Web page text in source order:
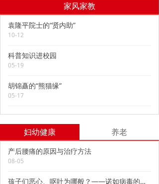
妇幼健康 养老
产后腰痛的原因与治疗方法
08-05
孩子们恶心、呕吐为哪般？——诺如病毒的预防与应对
家风家教
袁隆平院士的“贤内助”
10-12
科普知识进校园
05-19
胡锦矗的“熊猫缘”
05-17